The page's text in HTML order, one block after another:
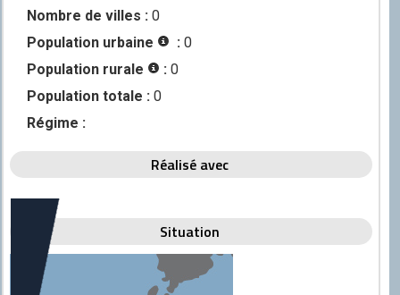
Participer
Génération City
L'UNIVERS GC
Le forum
Discord
CONTRIBUER
GitHub
Nombre de villes : 0
Population urbaine
: 0
Population rurale
: 0
Population totale : 0
Régime :
Réalisé avec
Situation